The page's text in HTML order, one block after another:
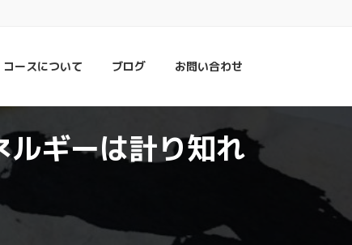
コースについて ブログ お問い合わせ
ギーは計り知れ